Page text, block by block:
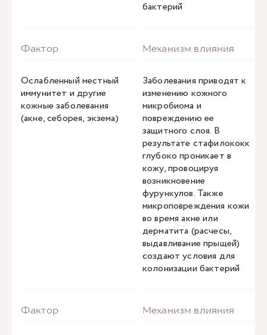
бактерий
Ослабленный местный
иммунитет и другие
кожные заболевания
(акне, себорея, экзема)
Заболевания приводят к
изменению кожного
микробиома и
повреждению ее
защитного слоя. В
результате стафилококк
глубоко проникает в
кожу, провоцируя
возникновение
фурункулов. Также
микроповреждения кожи
во время акне или
дерматита (расчесы,
выдавливание прыщей)
создают условия для
колонизации бактерий